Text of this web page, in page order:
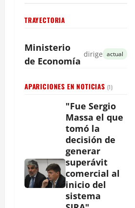
TRAYECTORIA
Ministerio
de Economía
dirige actual
APARICIONES EN NOTICIAS (1)
"Fue Sergio
Massa el que
tomó la
decisión de
generar
superávit
comercial al
inicio del
sistema